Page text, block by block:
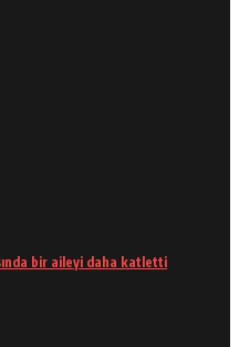
bir aileyi daha katletti